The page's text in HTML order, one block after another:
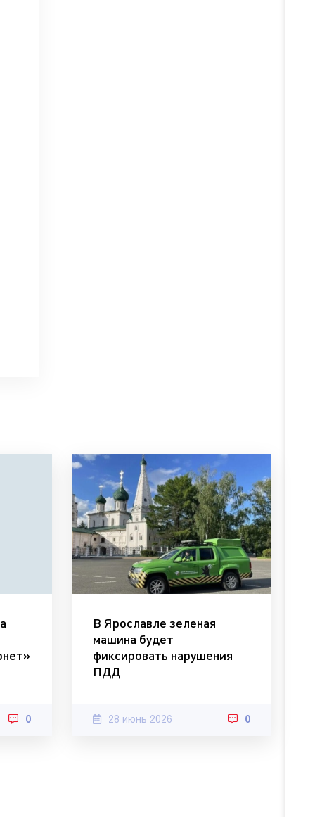
0
В Ярославле зеленая
машина будет
фиксировать нарушения
ПДД
28 июнь 2026 0